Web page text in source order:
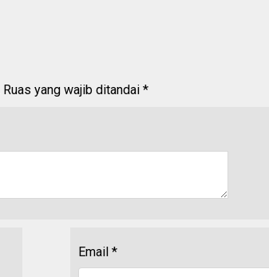
Ruas yang wajib ditandai *
Email *